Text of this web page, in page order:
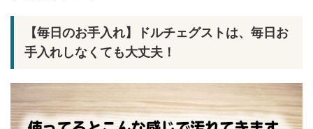
【毎日のお手入れ】ドルチェグストは、毎日お
手入れしなくても大丈夫！